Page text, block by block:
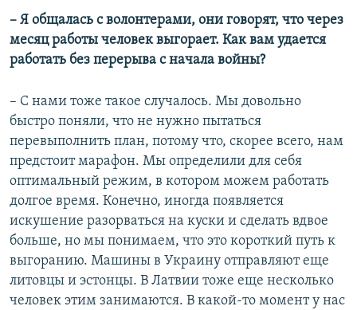
– Я общалась с волонтерами, они говорят, что через
месяц работы человек выгорает. Как вам удается
работать без перерыва с начала войны?
– С нами тоже такое случалось. Мы довольно
быстро поняли, что не нужно пытаться
перевыполнить план, потому что, скорее всего, нам
предстоит марафон. Мы определили для себя
оптимальный режим, в котором можем работать
долгое время. Конечно, иногда появляется
искушение разорваться на куски и сделать вдвое
больше, но мы понимаем, что это короткий путь к
выгоранию. Машины в Украину отправляют еще
литовцы и эстонцы. В Латвии тоже еще несколько
человек этим занимаются. В какой-то момент у нас